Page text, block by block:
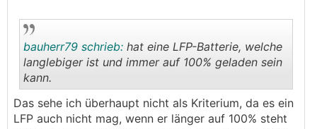
.
bauherr79 schrieb: hat eine LFP-Batterie, welche
langlebiger ist und immer auf 100% geladen sein
kann.
Das sehe ich überhaupt nicht als Kriterium, da es ein
LFP auch nicht mag, wenn er länger auf 100% steht